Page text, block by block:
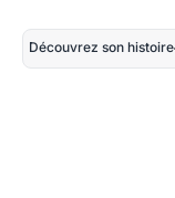
Découvrez son histoire